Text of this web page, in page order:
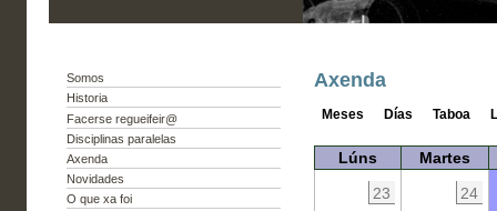
Somos
Historia
Facerse regueifeir@
Disciplinas paralelas
Axenda
Novidades
O que xa foi
Axenda
Meses Días Taboa
Lúns
Martes
23
24